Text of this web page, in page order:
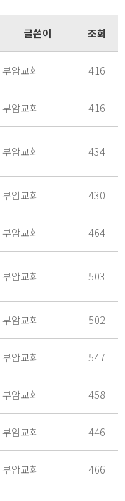
글쓴이 조회
부암교회 416
부암교회 416
부암교회 434
부암교회 430
부암교회 464
부암교회 503
부암교회 502
부암교회 547
부암교회 458
부암교회 446
부암교회 466